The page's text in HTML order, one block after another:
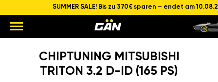
SUMMER SALE! Bis zu 370€ sparen – endet am
CHIPTUNING MITSUBISHI
TRITON 3.2 D-ID (165 PS)